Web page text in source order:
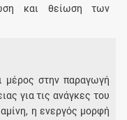
και θείωση των
μέρος στην παραγωγή
για τις ανάγκες του
η ενεργός μορφή